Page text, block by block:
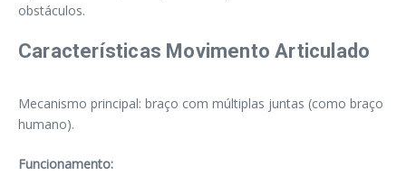
obstáculos.
Características Movimento Articulado
Mecanismo principal: braço com múltiplas juntas (como braço
humano).
Funcionamento: